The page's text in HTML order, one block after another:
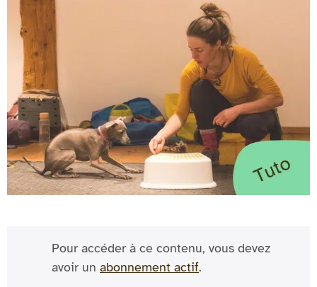
Pour accéder à ce contenu, vous devez
avoir un abonnement actif.